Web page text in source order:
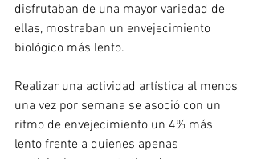
disfrutaban de una mayor variedad de
ellas, mostraban un envejecimiento
biológico más lento.
Realizar una actividad artística al menos
una vez por semana se asoció con un
ritmo de envejecimiento un 4% más
lento frente a quienes apenas